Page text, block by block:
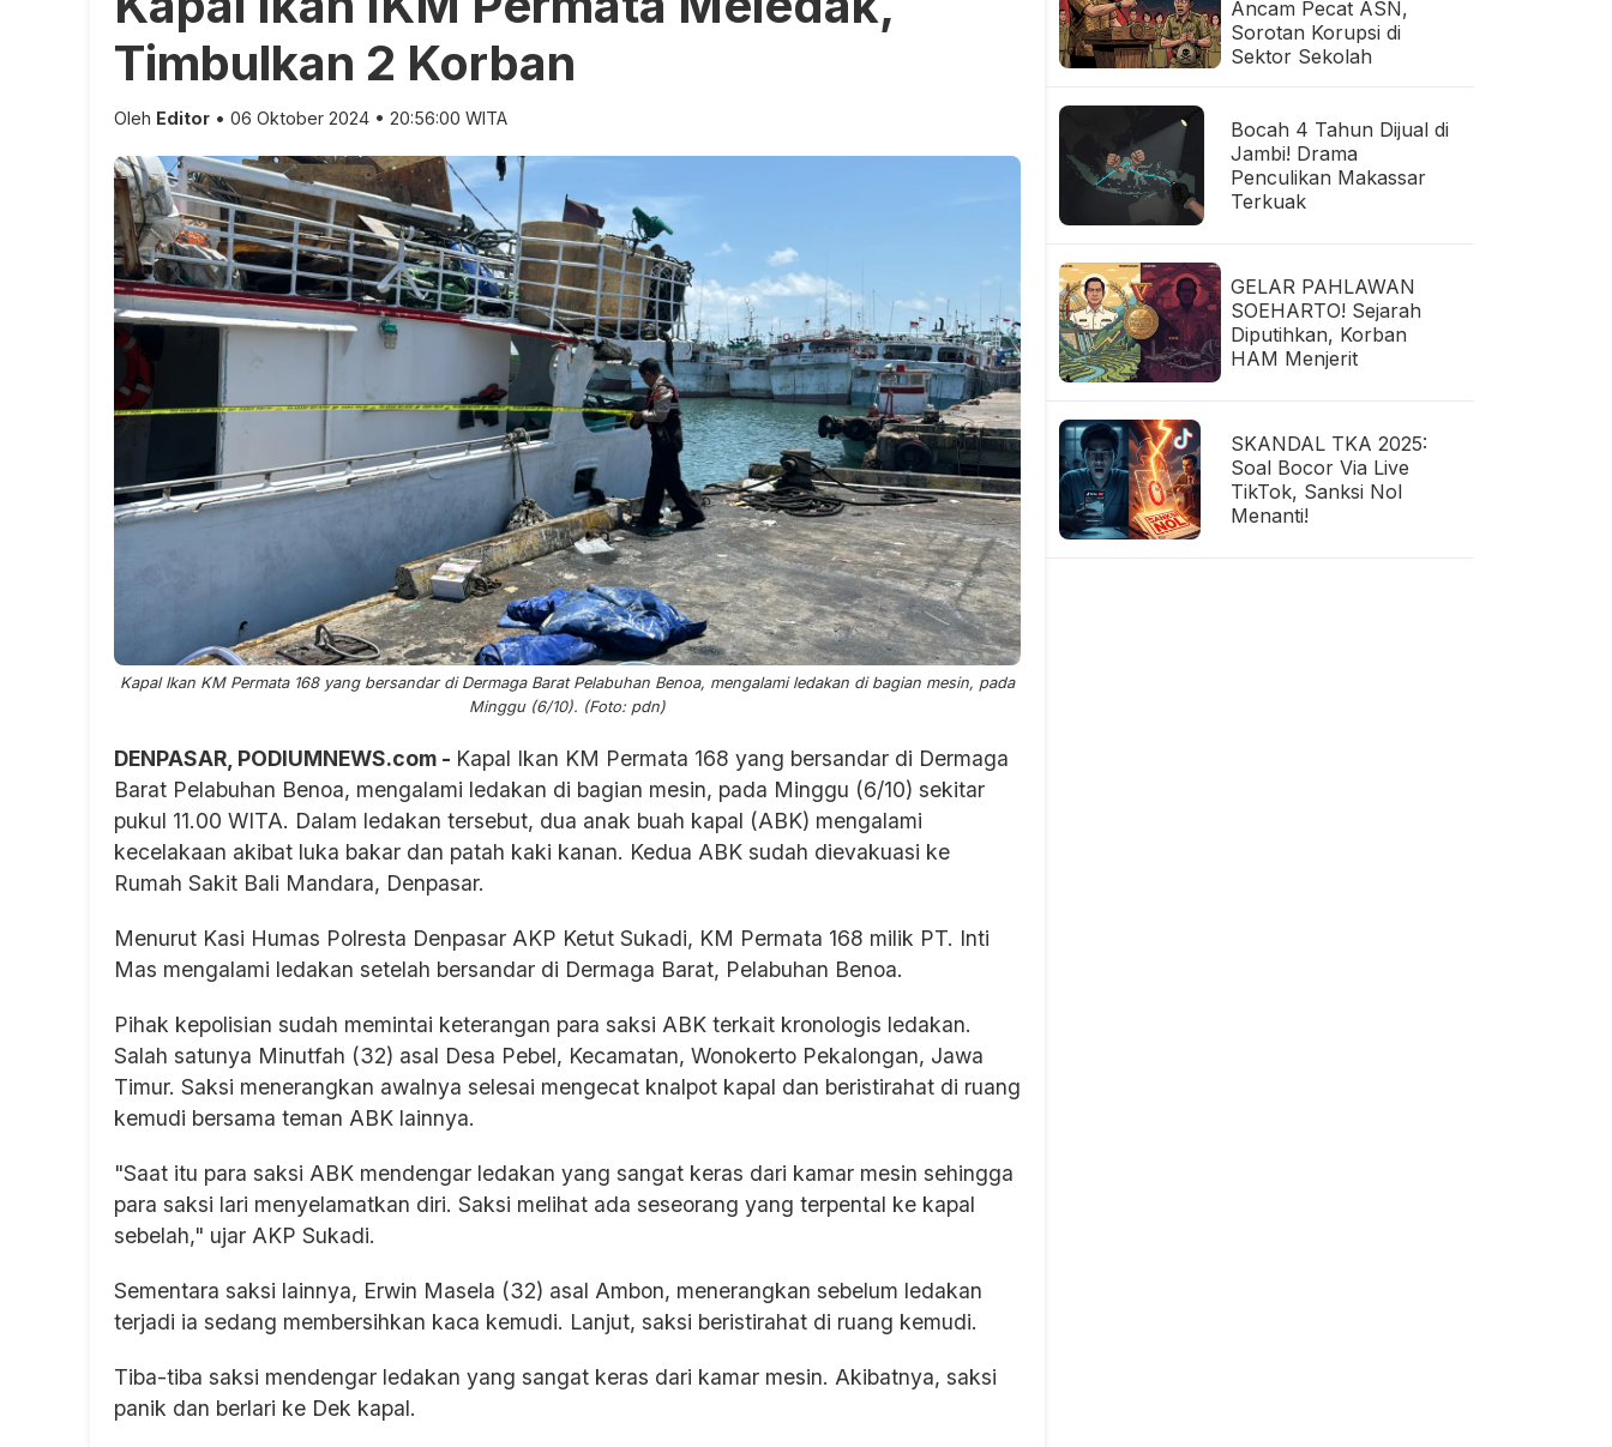
Timbulkan 2 Korban
Oleh Editor • 06 Oktober 2024 • 20:56:00 WITA
Kapal Ikan KM Permata 168 yang bersandar di Dermaga Barat Pelabuhan Benoa, mengalami ledakan di bagian mesin, pada
Minggu (6/10). (Foto: pdn)
DENPASAR, PODIUMNEWS.com - Kapal Ikan KM Permata 168 yang bersandar di Dermaga
Barat Pelabuhan Benoa, mengalami ledakan di bagian mesin, pada Minggu (6/10) sekitar
pukul 11.00 WITA. Dalam ledakan tersebut, dua anak buah kapal (ABK) mengalami
kecelakaan akibat luka bakar dan patah kaki kanan. Kedua ABK sudah dievakuasi ke
Rumah Sakit Bali Mandara, Denpasar.
Menurut Kasi Humas Polresta Denpasar AKP Ketut Sukadi, KM Permata 168 milik PT. Inti
Mas mengalami ledakan setelah bersandar di Dermaga Barat, Pelabuhan Benoa.
Pihak kepolisian sudah memintai keterangan para saksi ABK terkait kronologis ledakan.
Salah satunya Minutfah (32) asal Desa Pebel, Kecamatan, Wonokerto Pekalongan, Jawa
Timur. Saksi menerangkan awalnya selesai mengecat knalpot kapal dan beristirahat di ruang
kemudi bersama teman ABK lainnya.
"Saat itu para saksi ABK mendengar ledakan yang sangat keras dari kamar mesin sehingga
para saksi lari menyelamatkan diri. Saksi melihat ada seseorang yang terpental ke kapal
sebelah," ujar AKP Sukadi.
Sementara saksi lainnya, Erwin Masela (32) asal Ambon, menerangkan sebelum ledakan
terjadi ia sedang membersihkan kaca kemudi. Lanjut, saksi beristirahat di ruang kemudi.
Tiba-tiba saksi mendengar ledakan yang sangat keras dari kamar mesin. Akibatnya, saksi
panik dan berlari ke Dek kapal.
Ancam Pecat ASN,
Sorotan Korupsi di
Sektor Sekolah
Bocah 4 Tahun Dijual di
Jambi! Drama
Penculikan Makassar
Terkuak
GELAR PAHLAWAN
SOEHARTO! Sejarah
Diputihkan, Korban
HAM Menjerit
SKANDAL TKA 2025:
Soal Bocor Via Live
TikTok, Sanksi Nol
Menanti!